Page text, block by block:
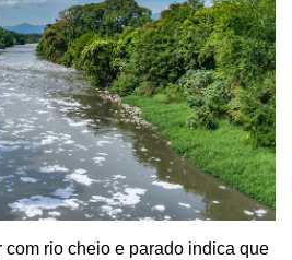
rio cheio e parado indica que